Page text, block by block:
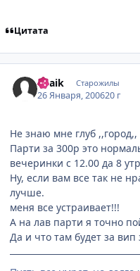
Цитата
Spaik Старожилы
26 Января, 200620 г
Не знаю мне глуб ,,город,,
Парти за 300р это
вечеринки с 12.00 да 8
Ну, если вам все так не
лучше.
меня все устраивает!!!
А на лав парти я точно
Да и что там будет за